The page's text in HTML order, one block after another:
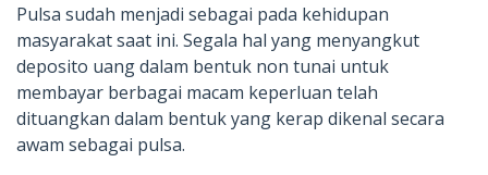
Pulsa sudah menjadi sebagai pada kehidupan
masyarakat saat ini. Segala hal yang menyangkut
deposito uang dalam bentuk non tunai untuk
membayar berbagai macam keperluan telah
dituangkan dalam bentuk yang kerap dikenal secara
awam sebagai pulsa.